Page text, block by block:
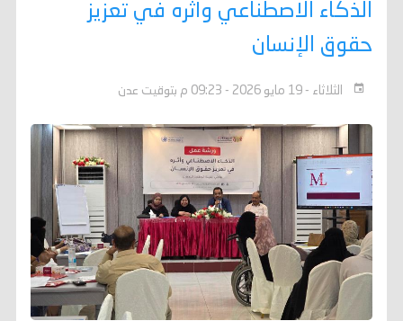
الذكاء الاصطناعي وأثره في تعزيز
حقوق الإنسان
الثلاثاء - 19 مايو 2026 - 09:23 م بتوقيت عدن